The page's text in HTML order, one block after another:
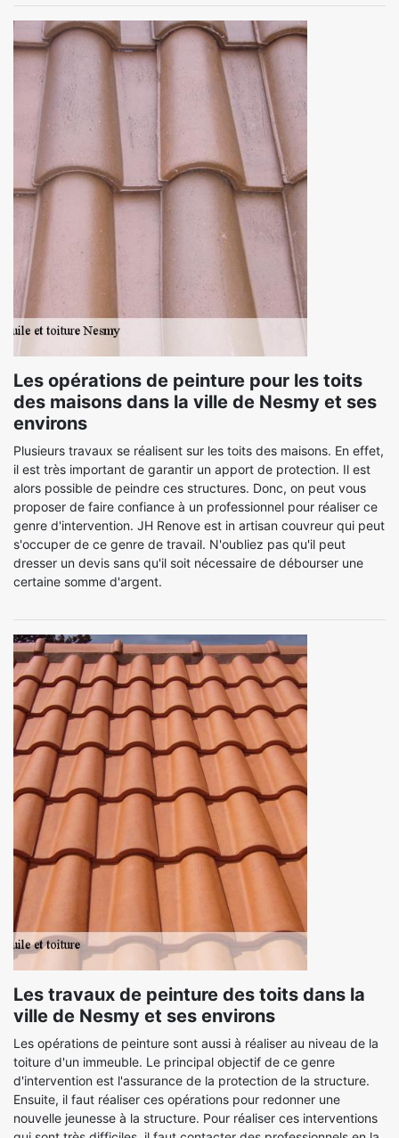
Les opérations de peinture pour les toits
des maisons dans la ville de Nesmy et ses
environs
Plusieurs travaux se réalisent sur les toits des maisons. En effet,
il est très important de garantir un apport de protection. Il est
alors possible de peindre ces structures. Donc, on peut vous
proposer de faire confiance à un professionnel pour réaliser ce
genre d'intervention. JH Renove est in artisan couvreur qui peut
s'occuper de ce genre de travail. N'oubliez pas qu'il peut
dresser un devis sans qu'il soit nécessaire de débourser une
certaine somme d'argent.
Les travaux de peinture des toits dans la
ville de Nesmy et ses environs
Les opérations de peinture sont aussi à réaliser au niveau de la
toiture d'un immeuble. Le principal objectif de ce genre
d'intervention est l'assurance de la protection de la structure.
Ensuite, il faut réaliser ces opérations pour redonner une
nouvelle jeunesse à la structure. Pour réaliser ces interventions